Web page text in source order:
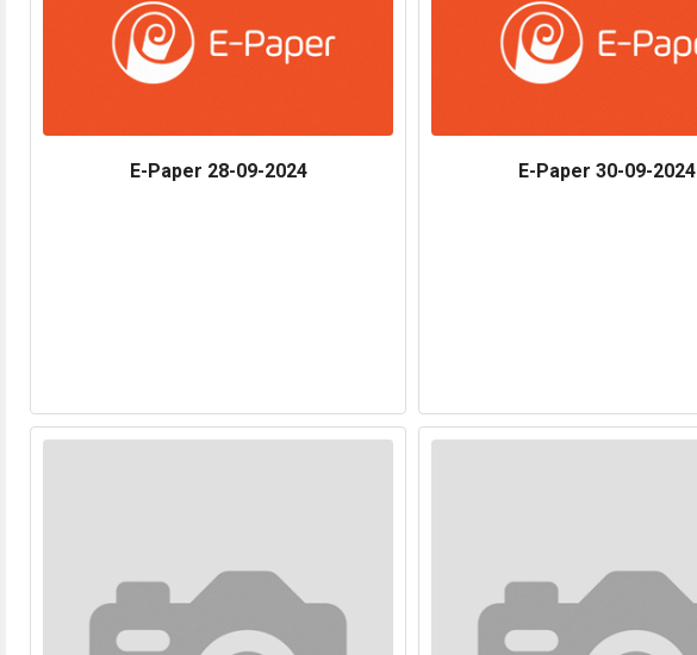
E-Paper 30-09-2024
E-Paper 28-09-2024